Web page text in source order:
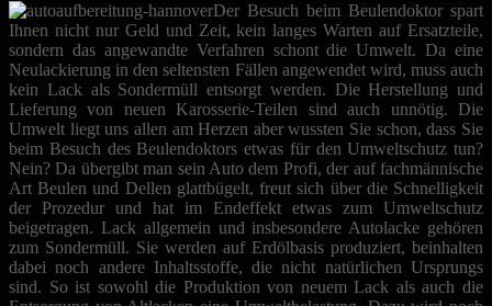
Der Besuch beim Beulendoktor spart
Ihnen nicht nur Geld und Zeit, kein langes Warten auf Ersatzteile,
sondern das angewandte Verfahren schont die Umwelt. Da eine
Neulackierung in den seltensten Fällen angewendet wird, muss auch
kein Lack als Sondermüll entsorgt werden. Die Herstellung und
Lieferung von neuen Karosserie-Teilen sind auch unnötig. Die
Umwelt liegt uns allen am Herzen aber wussten Sie schon, dass Sie
beim Besuch des Beulendoktors etwas für den Umweltschutz tun?
Nein? Da übergibt man sein Auto dem Profi, der auf fachmännische
Art Beulen und Dellen glattbügelt, freut sich über die Schnelligkeit
der Prozedur und hat im Endeffekt etwas zum Umweltschutz
beigetragen. Lack allgemein und insbesondere Autolacke gehören
zum Sondermüll. Sie werden auf Erdölbasis produziert, beinhalten
dabei noch andere Inhaltsstoffe, die nicht natürlichen Ursprungs
sind. So ist sowohl die Produktion von neuem Lack als auch die